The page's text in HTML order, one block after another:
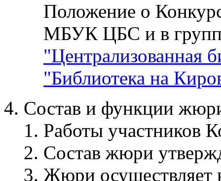
Положение о
МБУК ЦБС и в
"Централизованная
"Библиотека на
Состав и функции
Работы участников
Состав жюри
Жюри осуществляет